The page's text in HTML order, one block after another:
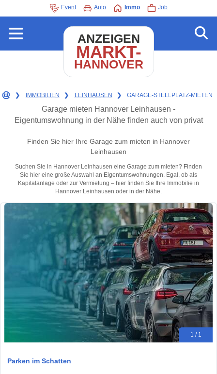
Event Auto Immo Job
ANZEIGEN
MARKT-
HANNOVER
❯ IMMOBILIEN ❯ LEINHAUSEN ❯ GARAGE-STELLPLATZ-MIETEN
Garage mieten Hannover Leinhausen -
Eigentumswohnung in der Nähe finden auch von privat
Finden Sie hier Ihre Garage zum mieten in Hannover
Leinhausen
Suchen Sie in Hannover Leinhausen eine Garage zum mieten? Finden
Sie hier eine große Auswahl an Eigentumswohnungen. Egal, ob als
Kapitalanlage oder zur Vermietung – hier finden Sie Ihre Immobilie in
Hannover Leinhausen oder in der Nähe.
1 / 1
Parken im Schatten